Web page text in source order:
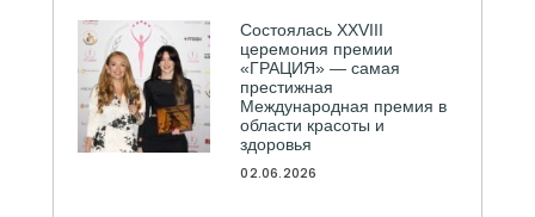
Состоялась ХXVIII
церемония премии
«ГРАЦИЯ» — самая
престижная
Международная премия в
области красоты и
здоровья
02.06.2026